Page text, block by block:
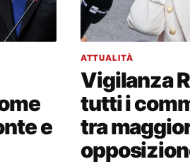
e
ATTUALITÀ
Vigilanza
tutti i
tra